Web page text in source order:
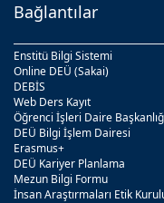
Bağlantılar
Enstitü Bilgi Sistemi
Online DEÜ (Sakai)
DEBİS
Web Ders Kayıt
Öğrenci İşleri Daire
DEÜ Bilgi İşlem Dairesi
Erasmus+
DEÜ Kariyer Planlama
Mezun Bilgi Formu
İnsan Araştırmaları Etik